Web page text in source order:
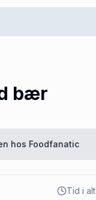
bær
hos Foodfanatic
Tid i alt